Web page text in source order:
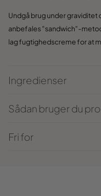
Undgå brug under graviditet
anbefales "sandwich"-
lag fugtighedscreme for at
Ingredienser
Sådan bruger du
Fri for